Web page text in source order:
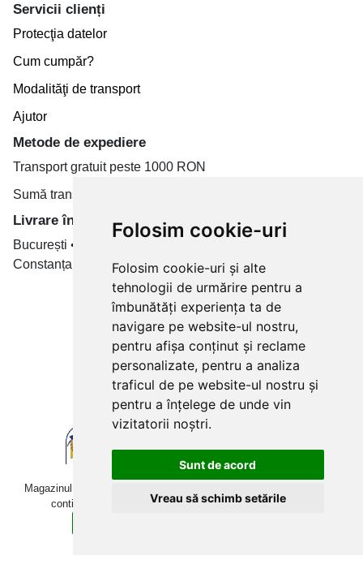
Folosim cookie-uri
Folosim cookie-uri și alte
tehnologii de urmărire pentru a
îmbunătăți experiența ta de
navigare pe website-ul nostru,
pentru afișa conținut și reclame
personalizate, pentru a analiza
traficul de pe website-ul nostru și
pentru a înțelege de unde vin
vizitatorii noștri.
Sunt de acord
Vreau să schimb setările
Magazinul online betoniera-roaba.ro folosește cookies. Navigând în
continuare, îți exprimi acordul pentru folosirea acestora.
Servicii clienți
Protecţia datelor
Cum cumpăr?
Modalităţi de transport
Ajutor
Metode de expediere
Transport gratuit peste 1000 RON
Sumă transport de la 19.99 RON
Livrare în toate țară
București • Cluj-Napoca • Brașov • Timișoara • Iași •
Constanța • Craiova
Plăți cu card bancar prin